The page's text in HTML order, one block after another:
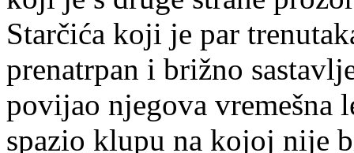
Starčića koji je par
prenatrpan i brižno
povijao njegova vremešna
spazio klupu na kojoj nije